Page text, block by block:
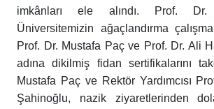
imkânları ele alındı. Prof. Dr.
Üniversitemizin ağaçlandırma
Prof. Dr. Mustafa Paç ve Prof. Dr. Ali
adına dikilmiş fidan sertifikalarını
Mustafa Paç ve Rektör Yardımcısı
Şahinoğlu, nazik ziyaretlerinden